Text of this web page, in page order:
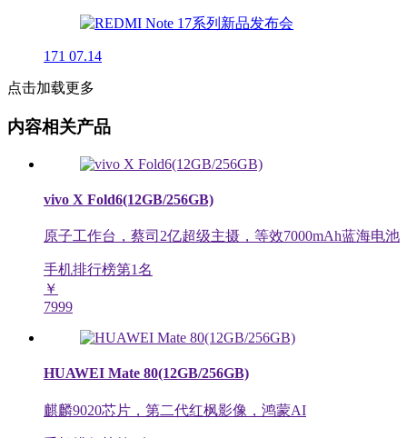
171 07.14
点击加载更多
内容相关产品
vivo X Fold6(12GB/256GB)
原子工作台，蔡司2亿超级主摄，等效7000mAh蓝海电池
手机排行榜第1名
￥
7999
HUAWEI Mate 80(12GB/256GB)
麒麟9020芯片，第二代红枫影像，鸿蒙AI